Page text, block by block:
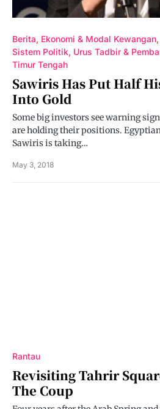
Berita Ekonomi & Modal Kewangan
Sistem Politik, Urus Tadbir &
Timur Tengah
Sawiris Has Put Half
Into Gold
Some big investors see warning
are holding their positions.
Sawiris is taking…
May 3, 2018
Rantau
Revisiting Tahrir
The Coup